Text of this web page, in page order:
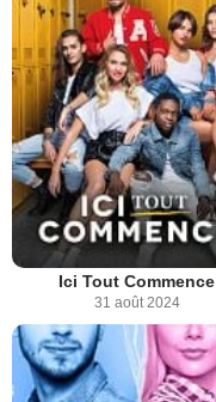
Ici Tout Commence
31 août 2024